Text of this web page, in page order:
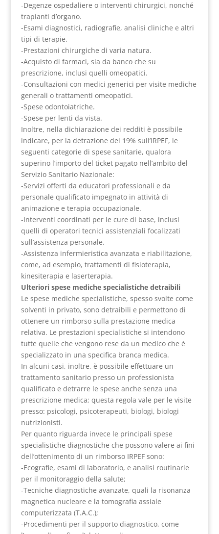
-Degenze ospedaliere o interventi chirurgici, nonché
trapianti d’organo.
-Esami diagnostici, radiografie, analisi cliniche e altri
tipi di terapie.
-Prestazioni chirurgiche di varia natura.
-Acquisto di farmaci, sia da banco che su
prescrizione, inclusi quelli omeopatici.
-Consultazioni con medici generici per visite mediche
generali o trattamenti omeopatici.
-Spese odontoiatriche.
-Spese per lenti da vista.
Inoltre, nella dichiarazione dei redditi è possibile
indicare, per la detrazione del 19% sull’IRPEF, le
seguenti categorie di spese sanitarie, qualora
superino l’importo del ticket pagato nell’ambito del
Servizio Sanitario Nazionale:
-Servizi offerti da educatori professionali e da
personale qualificato impegnato in attività di
animazione e terapia occupazionale.
-Interventi coordinati per le cure di base, inclusi
quelli di operatori tecnici assistenziali focalizzati
sull’assistenza personale.
-Assistenza infermieristica avanzata e riabilitazione,
come, ad esempio, trattamenti di fisioterapia,
kinesiterapia e laserterapia.
Ulteriori spese mediche specialistiche detraibili
Le spese mediche specialistiche, spesso svolte come
solventi in privato, sono detraibili e permettono di
ottenere un rimborso sulla prestazione medica
relativa. Le prestazioni specialistiche si intendono
tutte quelle che vengono rese da un medico che è
specializzato in una specifica branca medica.
In alcuni casi, inoltre, è possibile effettuare un
trattamento sanitario presso un professionista
qualificato e detrarre le spese anche senza una
prescrizione medica; questa regola vale per le visite
presso: psicologi, psicoterapeuti, biologi, biologi
nutrizionisti.
Per quanto riguarda invece le principali spese
specialistiche diagnostiche che possono valere ai fini
dell’ottenimento di un rimborso IRPEF sono:
-Ecografie, esami di laboratorio, e analisi routinarie
per il monitoraggio della salute;
-Tecniche diagnostiche avanzate, quali la risonanza
magnetica nucleare e la tomografia assiale
computerizzata (T.A.C.);
-Procedimenti per il supporto diagnostico, come